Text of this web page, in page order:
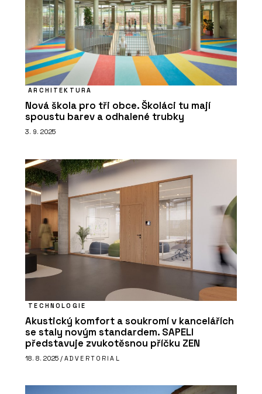
ARCHITEKTURA
Nová škola pro tři obce. Školáci tu mají
spoustu barev a odhalené trubky
3. 9. 2025
TECHNOLOGIE
Akustický komfort a soukromí v kancelářích
se staly novým standardem. SAPELI
představuje zvukotěsnou příčku ZEN
18. 8. 2025 / ADVERTORIAL